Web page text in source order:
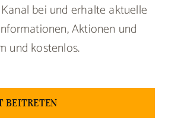
bei und erhalte aktuelle
Aktionen und
und kostenlos.
BEITRETEN